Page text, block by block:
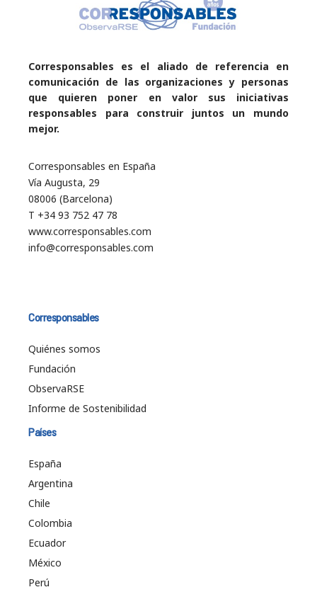
Corresponsables es el aliado de referencia en
comunicación de las organizaciones y personas
que quieren poner en valor sus iniciativas
responsables para construir juntos un mundo
mejor.
Corresponsables en España
Vía Augusta, 29
08006 (Barcelona)
T +34 93 752 47 78
www.corresponsables.com
info@corresponsables.com
Corresponsables
Quiénes somos
Fundación
ObservaRSE
Informe de Sostenibilidad
Países
España
Argentina
Chile
Colombia
Ecuador
México
Perú